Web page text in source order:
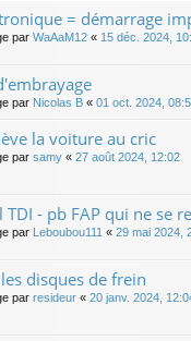
= démarrage
par WaAaM12 « 15 déc. 2024,
par Nicolas B « 01 oct. 2024,
la voiture au cric
par samy « 27 août 2024, 12:02
- pb FAP qui ne se
par Leboubou111 « 29 mai 2024,
disques de frein
par resideur « 20 janv. 2024,